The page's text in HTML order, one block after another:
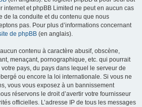
internet et phpBB Limited ne peut en aucun cas
de la conduite et du contenu que nous
pas. Pour plus d’informations concernant
de phpBB (en anglais).
contenu à caractère abusif, obscène,
menaçant, pornographique, etc. qui pourrait
pays, du pays dans lequel le serveur de
ou encore la loi internationale. Si vous ne
vous vous exposez à un bannissement
réservons le droit d’avertir votre fournisseur
officielles. L’adresse IP de tous les messages